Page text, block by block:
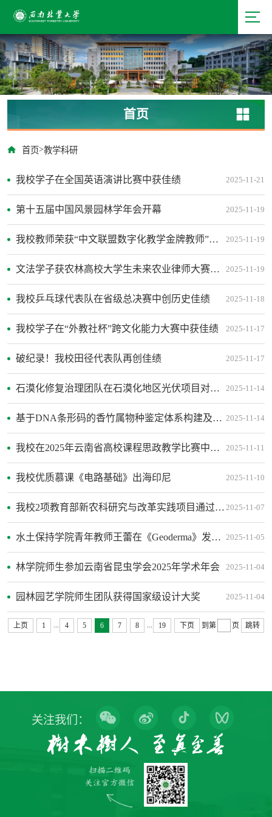
首页
首页>教学科研
2025-11-21
我校学子在全国英语演讲比赛中获佳绩
2025-11-19
第十五届中国风景园林学年会开幕
2025-11-19
我校教师荣获“中文联盟数字化教学金牌教师”称号
2025-11-19
文法学子获农林高校大学生未来农业律师大赛三等奖
2025-11-18
我校乒乓球代表队在省级总决赛中创历史佳绩
2025-11-17
我校学子在“外教社杯”跨文化能力大赛中获佳绩
2025-11-17
破纪录！我校田径代表队再创佳绩
2025-11-14
石漠化修复治理团队在石漠化地区光伏项目对环境影响研究中取得重要进展
2025-11-14
基于DNA条形码的香竹属物种鉴定体系构建及隐存种的发现
2025-11-11
我校在2025年云南省高校课程思政教学比赛中获佳绩
2025-11-10
我校优质慕课《电路基础》出海印尼
2025-11-07
我校2项教育部新农科研究与改革实践项目通过结题验收
2025-11-05
水土保持学院青年教师王蕾在《Geoderma》发表研究成果
2025-11-04
林学院师生参加云南省昆虫学会2025年学术年会
2025-11-04
园林园艺学院师生团队获得国家级设计大奖
上页 1 ... 4 5 6 7 8 ... 19 下页 到第 页 跳转
关注我们：